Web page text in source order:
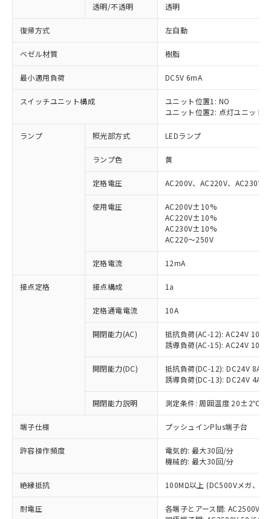
透明/不透明 透明
復帰方式 左自動
ベゼル材質 樹脂
最小適用負荷 DC5V 6mA
スイッチユニット構成
ユニット位置1: NO
ユニット位置2: 点灯ユニット
ランプ 照光部方式 LEDランプ
ランプ色 黄
定格電圧 AC200V、AC220V、AC230V
使用電圧
AC200V±10%
AC220V±10%
AC230V±10%
AC220～250V
定格電流 12mA
接点定格 接点構成 1a
定格通電電流 10A
開閉能力(AC)
抵抗負荷(AC-12): AC24V 10A/
誘導負荷(AC-15): AC24V
開閉能力(DC)
抵抗負荷(DC-12): DC24V 8A/
誘導負荷(DC-13): DC24V 4A/
開閉能力説明 測定条件: 周囲温度 20±2℃、
端子仕様 プッシュインPlus端子台
許容操作頻度
電気的: 最大30回/分
機械的: 最大30回/分
絶縁抵抗 100MΩ以上 (DC500Vメガ、点
耐電圧
各端子とアース間: AC2500V
ご利用条件
以下の条件をお読みいただき、同意のうえ
本サービスは、当社制御機器事業取扱
商品の当社在庫状況および標準価格
(税抜)を提供させていただくもので
当社制御機器事業取扱商品の中には、
本サービスの対象外となる商品もある
ことをご了承ください。
在庫状況および標準価格照会結果は、
記載している更新日時点での社内デー
タに基づき作成されるものであり、閲
準価格とは異なる場合があることをご
対応済み：EU RoHS指令（10物質）の
非含有に対応した製品が提供可能な商品で
対応予定：EU RoHS指令（10物質）の非含
有に対応した製品に切り替える予定のある
対応予定なし：EU RoHS指令（10物質）の
非含有に非対応の商品で、対応品を出す予
調査・確認中：EU RoHS指令（10物質）の
非含有の対応状況を調査中または確認中の
非該当品：ライセンス料など無形物で、有
害物質有無と関係のない商品です。
仕入先様の事情により、非含有部品として
いたものが、含有品と判明した場合などや
むを得ず変更することがあります。
*EU RoHS指令（10物質）：
鉛(Pb) 1000ppm以下、 水銀(Hg) 1000ppm以下、 カド
六価クロム(Cr(Ⅵ)) 1000ppm以下、ポリ臭化ビフェニル
「○」：最大均質材料含有率が中国RoHSの
基準値以下であることを示します。
「×」：最大均質材料含有率が中国RoHSの
基準値を超えていることを示します。
「－」：未確認です。当社販売部門へお問
当社は、これら貴社製品のうち、外国
為替および外国貿易法に定める商品
（以下｢規制貨物等」という）を輸出
または国外への提供する場合は、日本
国政府の輸出許可(または役務取引許
可)を取得するなどの必要な手続きを